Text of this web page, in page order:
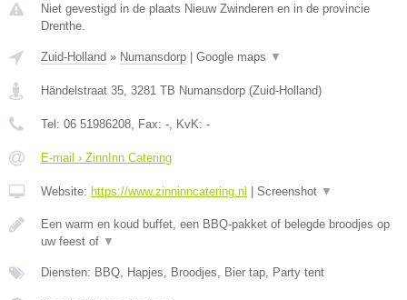
Niet gevestigd in de plaats Nieuw Zwinderen en in de provincie
Drenthe.
Zuid-Holland » Numansdorp Google maps ▼
Händelstraat 35 3281 TB Numansdorp (Zuid-Holland)
Tel: 06 51986208 , Fax: - , KvK: -
E-mail › ZinnInn Catering
Website: https://www.zinninncatering.nl Screenshot ▼
Een warm en koud buffet, een BBQ-pakket of belegde broodjes op
uw feest of ▼
Diensten: BBQ, Hapjes, Broodjes, Bier tap, Party tent